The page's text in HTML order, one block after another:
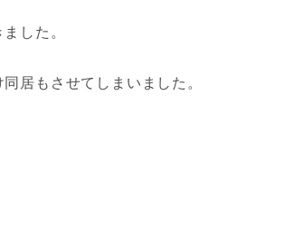
した。
居もさせてしまいました。